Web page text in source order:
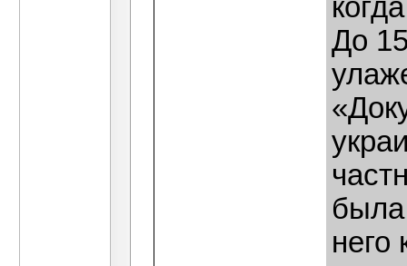
До
была
него